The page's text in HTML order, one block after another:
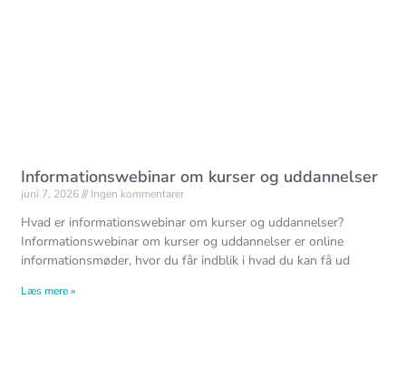
Informationswebinar om kurser og uddannelser
juni 7, 2026 Ingen kommentarer
Hvad er informationswebinar om kurser og uddannelser?
Informationswebinar om kurser og uddannelser er online
informationsmøder, hvor du får indblik i hvad du kan få ud
Læs mere »